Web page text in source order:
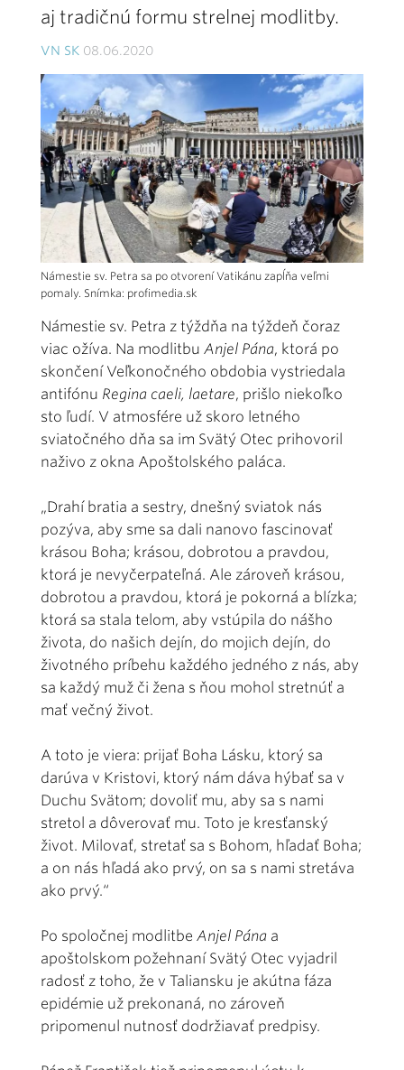
aj tradičnú formu strelnej modlitby.
VN SK 08.06.2020
Námestie sv. Petra sa po otvorení Vatikánu zapĺňa veľmi
pomaly. Snímka: profimedia.sk
Námestie sv. Petra z týždňa na týždeň čoraz
viac ožíva. Na modlitbu Anjel Pána, ktorá po
skončení Veľkonočného obdobia vystriedala
antifónu Regina caeli, laetare, prišlo niekoľko
sto ľudí. V atmosfére už skoro letného
sviatočného dňa sa im Svätý Otec prihovoril
naživo z okna Apoštolského paláca.
„Drahí bratia a sestry, dnešný sviatok nás
pozýva, aby sme sa dali nanovo fascinovať
krásou Boha; krásou, dobrotou a pravdou,
ktorá je nevyčerpateľná. Ale zároveň krásou,
dobrotou a pravdou, ktorá je pokorná a blízka;
ktorá sa stala telom, aby vstúpila do nášho
života, do našich dejín, do mojich dejín, do
životného príbehu každého jedného z nás, aby
sa každý muž či žena s ňou mohol stretnúť a
mať večný život.
A toto je viera: prijať Boha Lásku, ktorý sa
darúva v Kristovi, ktorý nám dáva hýbať sa v
Duchu Svätom; dovoliť mu, aby sa s nami
stretol a dôverovať mu. Toto je kresťanský
život. Milovať, stretať sa s Bohom, hľadať Boha;
a on nás hľadá ako prvý, on sa s nami stretáva
ako prvý.“
Po spoločnej modlitbe Anjel Pána a
apoštolskom požehnaní Svätý Otec vyjadril
radosť z toho, že v Taliansku je akútna fáza
epidémie už prekonaná, no zároveň
pripomenul nutnosť dodržiavať predpisy.